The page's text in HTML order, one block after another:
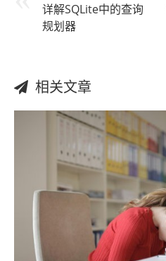
详解SQLite中的查询
规划器
相关文章